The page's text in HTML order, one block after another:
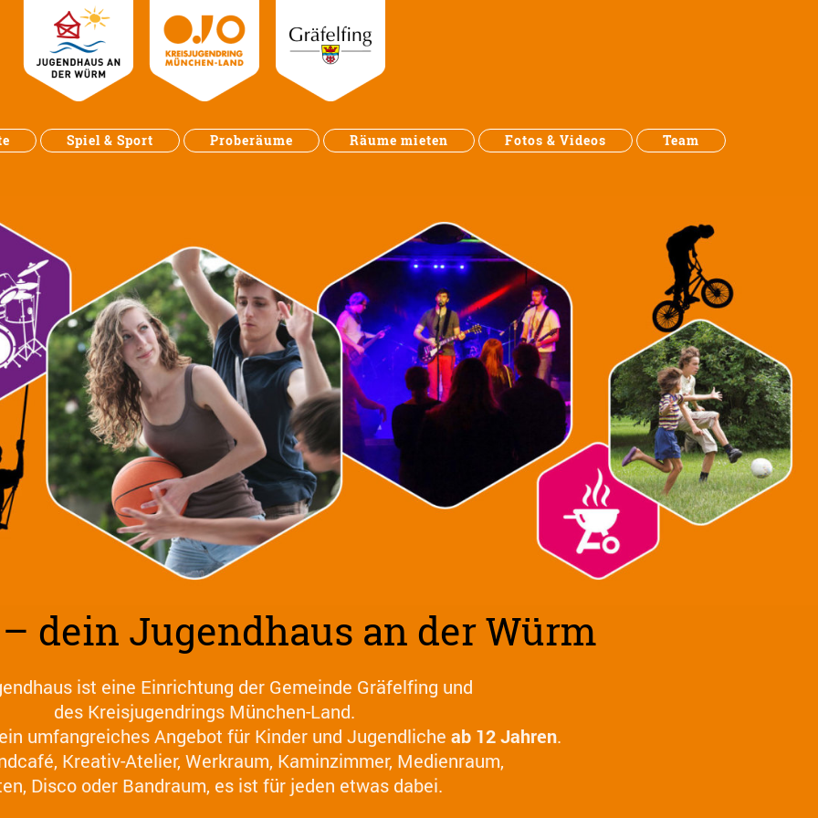
Spiel & Sport Proberäume Räume mieten Fotos & Videos Team
dein Jugendhaus an der Würm
ist eine Einrichtung der Gemeinde Gräfelfing und
des Kreisjugendrings München-Land.
umfangreiches Angebot für Kinder und Jugendliche ab 12 Jahren.
Kreativ-Atelier, Werkraum, Kaminzimmer, Medienraum,
Disco oder Bandraum, es ist für jeden etwas dabei.